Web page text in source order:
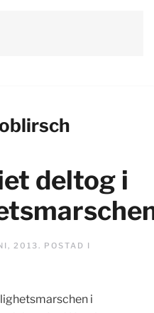
deltog i
2013. POSTAD I
i